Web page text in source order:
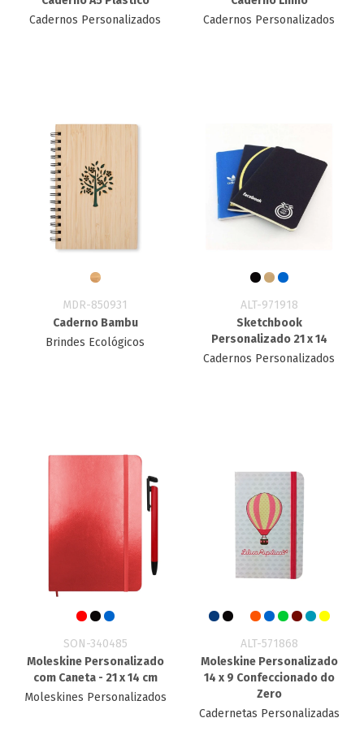
Cadernos Personalizados
Cadernos Personalizados
MDR-850931
Caderno Bambu
Brindes Ecológicos
ALT-971918
Sketchbook
Personalizado 21 x 14
Cadernos Personalizados
SON-340485
Moleskine Personalizado
com Caneta - 21 x 14 cm
Moleskines Personalizados
ALT-571868
Moleskine Personalizado
14 x 9 Confeccionado do
Zero
Cadernetas Personalizadas